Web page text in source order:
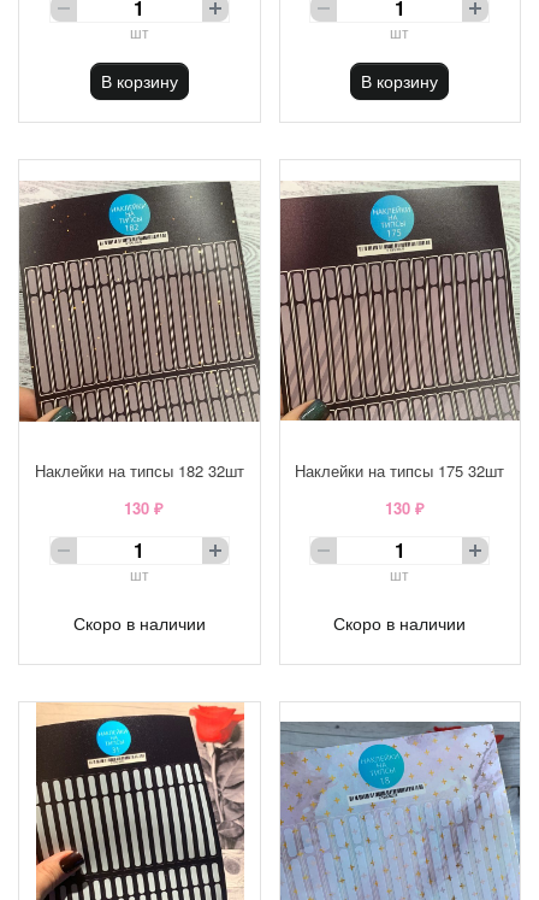
шт
В корзину
шт
В корзину
Наклейки на типсы 182 32шт
130 ₽
шт
Скоро в наличии
Наклейки на типсы 175 32шт
130 ₽
шт
Скоро в наличии